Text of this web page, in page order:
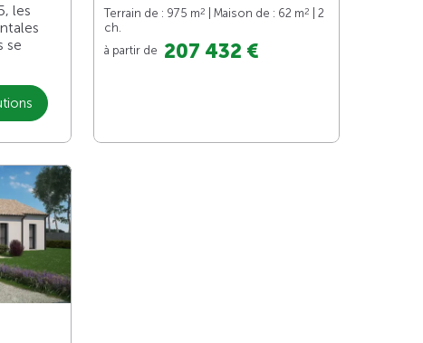
les
se
Terrain de : 975 m2 | Maison de : 62 m2
| 2
ch.
à partir de 207 432 €